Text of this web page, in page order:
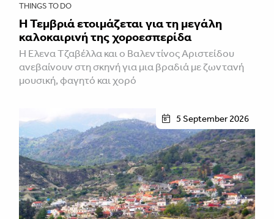
THINGS TO DO
Η Τεμβριά ετοιμάζεται για τη μεγάλη
καλοκαιρινή της χοροεσπερίδα
Η Έλενα Τζαβέλλα και ο Βαλεντίνος Αριστείδου
ανεβαίνουν στη σκηνή για μια βραδιά με ζωντανή
μουσική, φαγητό και χορό
5 September 2026